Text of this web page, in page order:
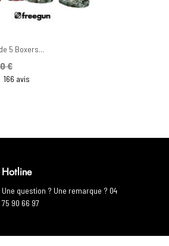
5 Boxers...
€
166 avis
Hotline
Une question ? Une remarque ? 04
75 90 66 97